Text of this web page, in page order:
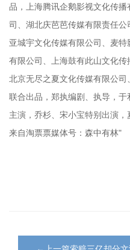
品，上海腾讯企鹅影视文化传
司、湖北庆芭芭传媒有限责任
亚城宇文化传媒有限公司、麦
有限公司、上海鼓有此山文化传
北京无尽之夏文化传媒有限公
联合出品，郑执编剧、执导，
主演，乔杉、宋小宝特别出演，
来自淘票票媒体号：森中有林"